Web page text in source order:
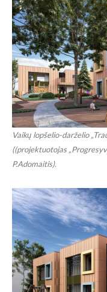
Vaikų lopšelio-darželio
((projektuotojas
P.Adomaitis).